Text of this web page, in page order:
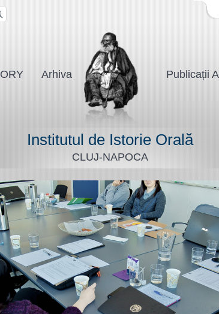
Arhiva
Publicații
Institutul de Istorie Orală
CLUJ-NAPOCA